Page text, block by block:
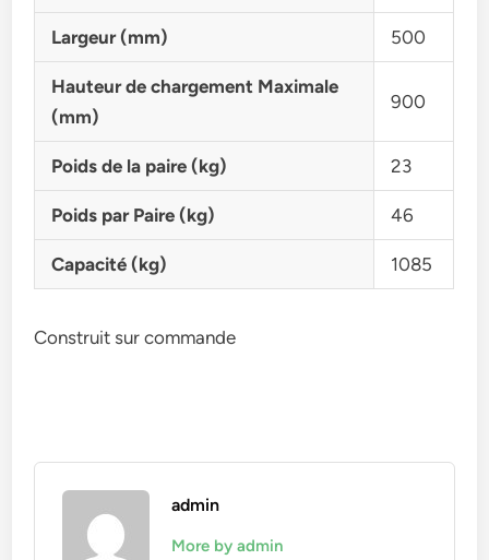
Largeur (mm) 500
Hauteur de chargement Maximale
(mm)
900
Poids de la paire (kg) 23
Poids par Paire (kg) 46
Capacité (kg) 1085
Construit sur commande
admin
More by admin